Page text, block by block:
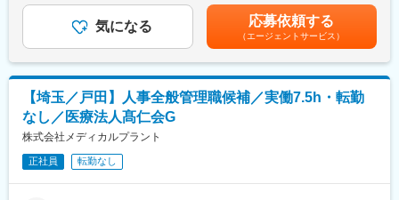
・残業が少ないためメリハリをつけてご就業可能です！
・管理部門は中途社員100％で構成されており、馴染みやすく活
気あふれる雰囲気です。
・当社には多くの専門看護師や認定看護師が所属しているため、
研修期間後もウェビナーなどで特殊な障がい・症状に対するケア
方法を学ぶことができます。
変更の範囲：会社の定める業務
考えています。面接時に今まで取り組まれてきた仕事のスタンス
などをお話しください。
・獣医師の処方箋に基く院内調剤
※処方せん件数 平均30件／日、注射薬の準備
・調剤補助員の指導監督
・薬剤の在庫管理及び発注
・麻薬管理
※各専門診療科に分かれているため、使用する薬剤は多岐にわた
り、人体薬も多く使用しております。
応じて支給賃金はあくまでも目安の金額であり、選考を通じて上
下する可能性があります。月給(月額)は固定手当を含めた表記で
す。
気になる 応募依頼する
（エージェントサービス）
【埼玉／戸田】人事全般管理職候補／実働7.5h・転勤
なし／医療法人髙仁会G
株式会社メディカルプラント
正社員 転勤なし